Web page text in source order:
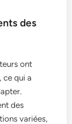
des
ont
ce qui a
des
variées,